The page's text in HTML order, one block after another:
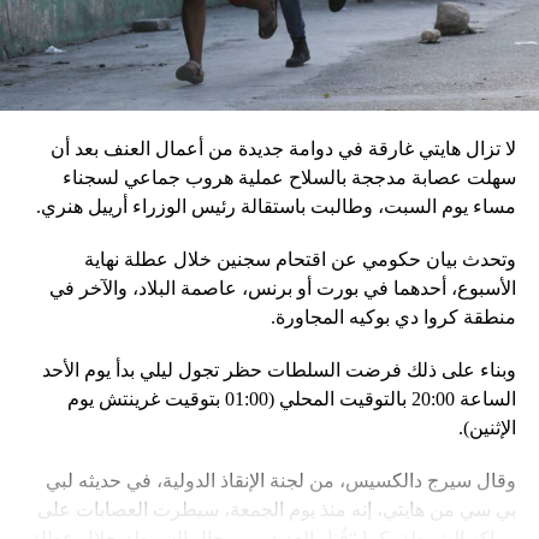
استعداد قاذفات الأسلحة النووية التكتيكية، في حين أوضح أمين
مجلس الأمن البيلاروسي ألكسندر فولفوفيتش أنّ هذه المناورة
مرتبطة بإعلان موسكو عن مناورات نووية وستكون «متزامنة»
مع التدريبات الروسية، لافتاً إلى أنّ مناورة مينسك ستشمل على
في السياق، أشار رئيس أركان القوات المسلّحة البيلاروسية
الجنرال فيكتور غوليفيتش إلى أنّه «في إطار هذا الحدث، تمّت
احتياطي»، لافتاً إلى أنّه «فور إنجاز عملية الانتشار هذه،
سنستعرض المسائل المتعلّقة بالاستعدادات لاستخدام الأسلحة
النووية غير الاستراتيجية».
وفي أوكرانيا، فكّكت أجهزة الأمن شبكة من العملاء التابعين
لجهاز الأمن الفدرالي الروسي «كانوا يعدّون لاغتيال الرئيس
الأوكراني» فولوديمير زيلينسكي ومسؤولين كبار آخرين، مثل
أوامر من موسكو. وأوقفت الأجهزة الأوكرانية ضابطَي أمن،
مشيرةً إلى أن المشتبه فيهما اللذَين أوقفا «شخصان برتبة
لا تزال هايتي غارقة في دوامة جديدة من أعمال العنف بعد أن
سهلت عصابة مدججة بالسلاح عملية هروب جماعي لسجناء
مساء يوم السبت، وطالبت باستقالة رئيس الوزراء أرييل هنري.
وتحدث بيان حكومي عن اقتحام سجنين خلال عطلة نهاية
الأسبوع، أحدهما في بورت أو برنس، عاصمة البلاد، والآخر في
منطقة كروا دي بوكيه المجاورة.
وبناء على ذلك فرضت السلطات حظر تجول ليلي بدأ يوم الأحد
الساعة 20:00 بالتوقيت المحلي (01:00 بتوقيت غرينتش يوم
الإثنين).
وقال سيرج دالكسيس، من لجنة الإنقاذ الدولية، في حديثه لبي
بي سي من هايتي، إنه منذ يوم الجمعة، سيطرت العصابات على